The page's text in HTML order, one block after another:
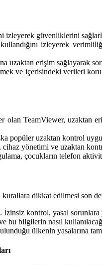
izleyerek güvenliklerini
kullandığını izleyerek
uzaktan erişim sağlayarak
ve içerisindeki verileri
TeamViewer, uzaktan
popüler uzaktan kontrol
yönetimi ve uzaktan
çocukların telefon
dikkat edilmesi son
İzinsiz kontrol, yasal
bilgilerin nasıl
ülkenin yasalarına